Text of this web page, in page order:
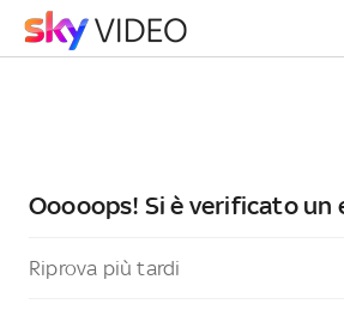
Ooooops! Si è verificato un
Riprova più tardi